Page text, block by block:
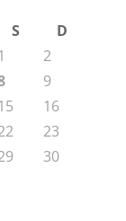
S
D
2
9
16
23
30